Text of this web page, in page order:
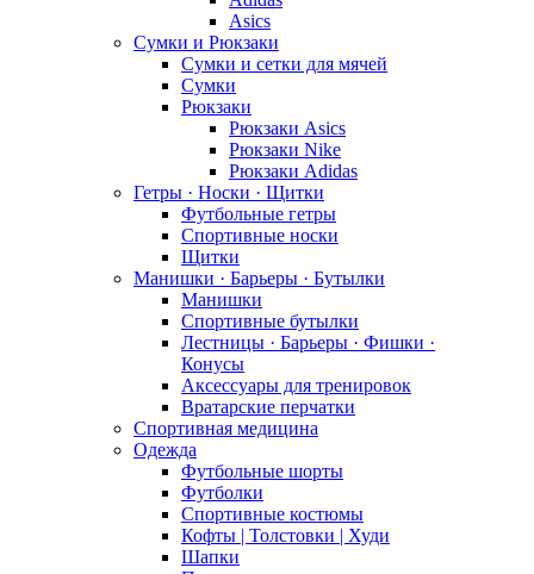
Asics
Сумки и Рюкзаки
Сумки и сетки для мячей
Сумки
Рюкзаки
Рюкзаки Asics
Рюкзаки Nike
Рюкзаки Adidas
Гетры · Носки · Щитки
Футбольные гетры
Спортивные носки
Щитки
Манишки · Барьеры · Бутылки
Манишки
Спортивные бутылки
Лестницы · Барьеры · Фишки ·
Конусы
Аксессуары для тренировок
Вратарские перчатки
Спортивная медицина
Одежда
Футбольные шорты
Футболки
Спортивные костюмы
Кофты | Толстовки | Худи
Шапки